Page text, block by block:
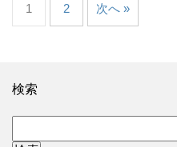
1 2 次へ »
検索